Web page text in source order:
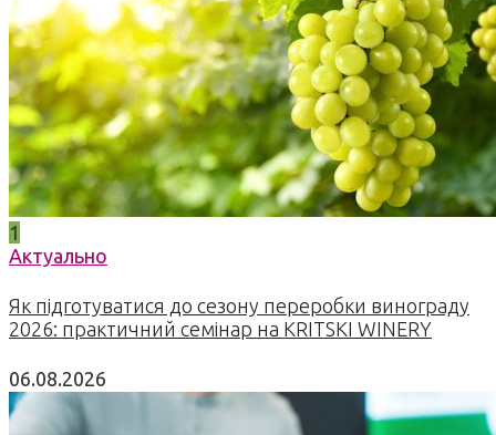
1
Актуально
Як підготуватися до сезону переробки винограду
2026: практичний семінар на KRITSKI WINERY
06.08.2026